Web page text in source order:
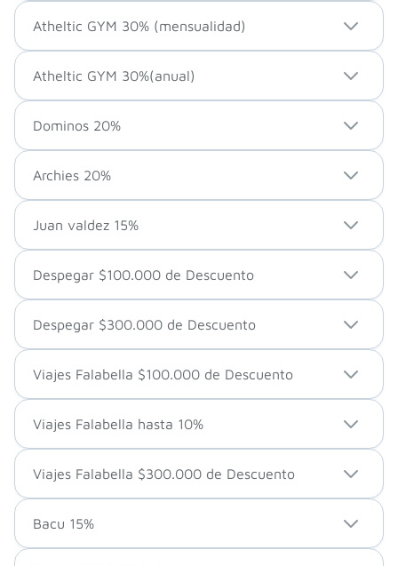
Atheltic GYM 30% (mensualidad)
Atheltic GYM 30%(anual)
Dominos 20%
Archies 20%
Juan valdez 15%
Despegar $100.000 de Descuento
Despegar $300.000 de Descuento
Viajes Falabella $100.000 de Descuento
Viajes Falabella hasta 10%
Viajes Falabella $300.000 de Descuento
Bacu 15%